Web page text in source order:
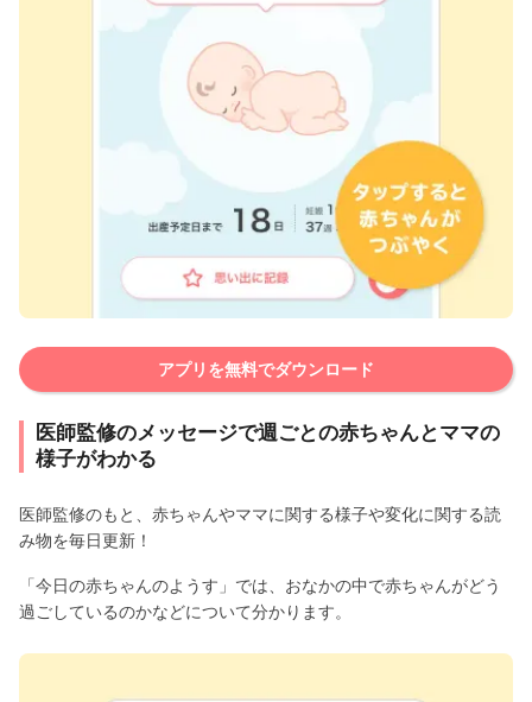
アプリを無料でダウンロード
医師監修のメッセージで週ごとの赤ちゃんとママの
様子がわかる
医師監修のもと、赤ちゃんやママに関する様子や変化に関する読
み物を毎日更新！
「今日の赤ちゃんのようす」では、おなかの中で赤ちゃんがどう
過ごしているのかなどについて分かります。